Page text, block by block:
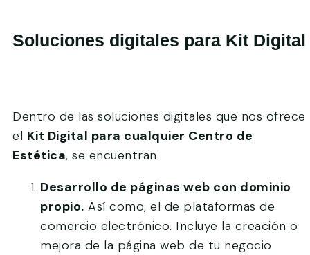
Soluciones digitales para Kit Digital
Dentro de las soluciones digitales que nos ofrece
el Kit Digital para cualquier Centro de
Estética, se encuentran
Desarrollo de páginas web con dominio
propio. Así como, el de plataformas de
comercio electrónico. Incluye la creación o
mejora de la página web de tu negocio